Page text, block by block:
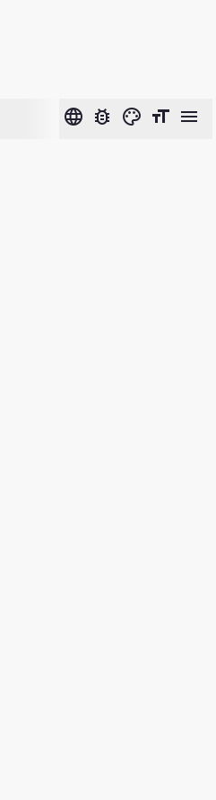
language bug_report color_lens format_size menu